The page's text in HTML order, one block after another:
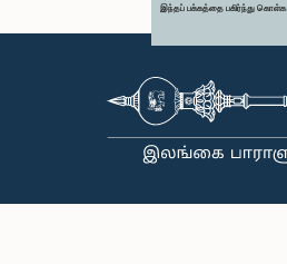
இந்தப் பக்கத்தை பகிர்ந்து கொள்க